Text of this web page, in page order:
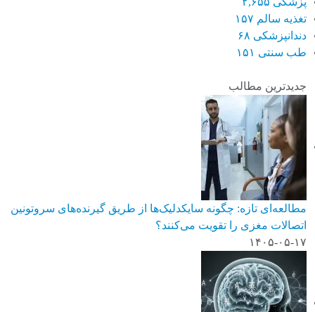
تغذیه سالم ۱۵۷
دندانپزشکی ۶۸
طب سنتی ۱۵۱
جدیدترین مطالب
مطالعه‌ای تازه: چگونه سایکدلیک‌ها از طریق گیرنده‌های سروتونین
اتصالات مغزی را تقویت می‌کنند؟
۱۴۰۵-۰۵-۱۷